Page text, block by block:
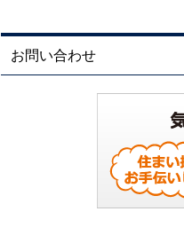
お問い合わせ